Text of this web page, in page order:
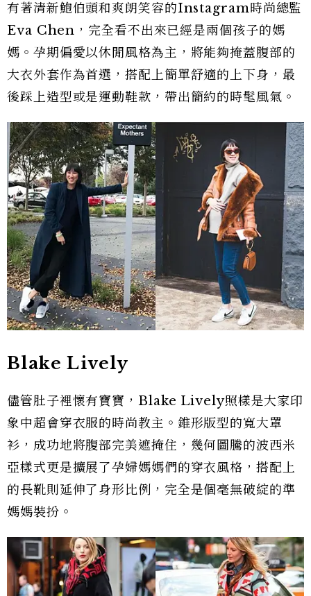
有著清新鮑伯頭和爽朗笑容的Instagram時尚總監
Eva Chen，完全看不出來已經是兩個孩子的媽
媽。孕期偏愛以休閒風格為主，將能夠掩蓋腹部的
大衣外套作為首選，搭配上簡單舒適的上下身，最
後踩上造型或是運動鞋款，帶出簡約的時髦風氣。
Blake Lively
儘管肚子裡懷有寶寶，Blake Lively照樣是大家印
象中超會穿衣服的時尚教主。錐形版型的寬大罩
衫，成功地將腹部完美遮掩住，幾何圖騰的波西米
亞樣式更是擴展了孕婦媽媽們的穿衣風格，搭配上
的長靴則延伸了身形比例，完全是個毫無破綻的準
媽媽裝扮。